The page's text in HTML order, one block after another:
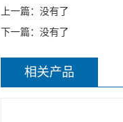
上一篇：没有了
下一篇：没有了
相关产品